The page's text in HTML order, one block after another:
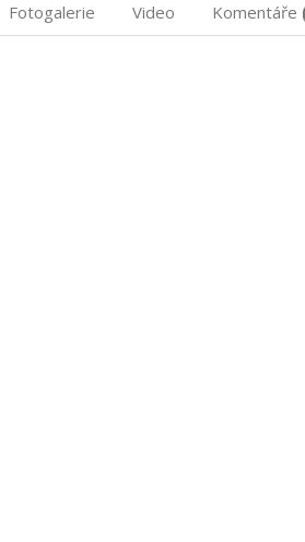
Fotogalerie Video Komentáře